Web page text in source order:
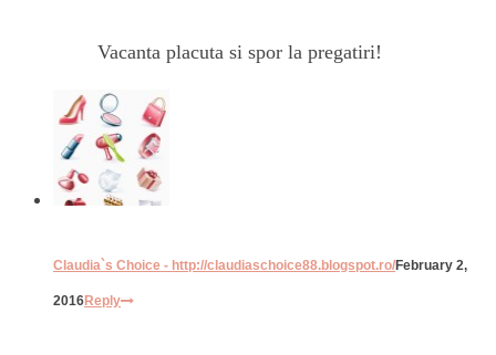
Vacanta placuta si spor la pregatiri!
Claudia`s Choice - http://claudiaschoice88.blogspot.ro/February 2,
2016Reply